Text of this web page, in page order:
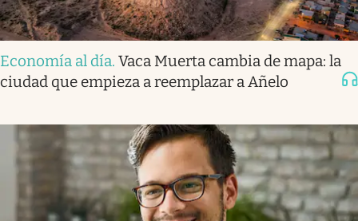
Economía al día. Vaca Muerta cambia de mapa: la
ciudad que empieza a reemplazar a Añelo